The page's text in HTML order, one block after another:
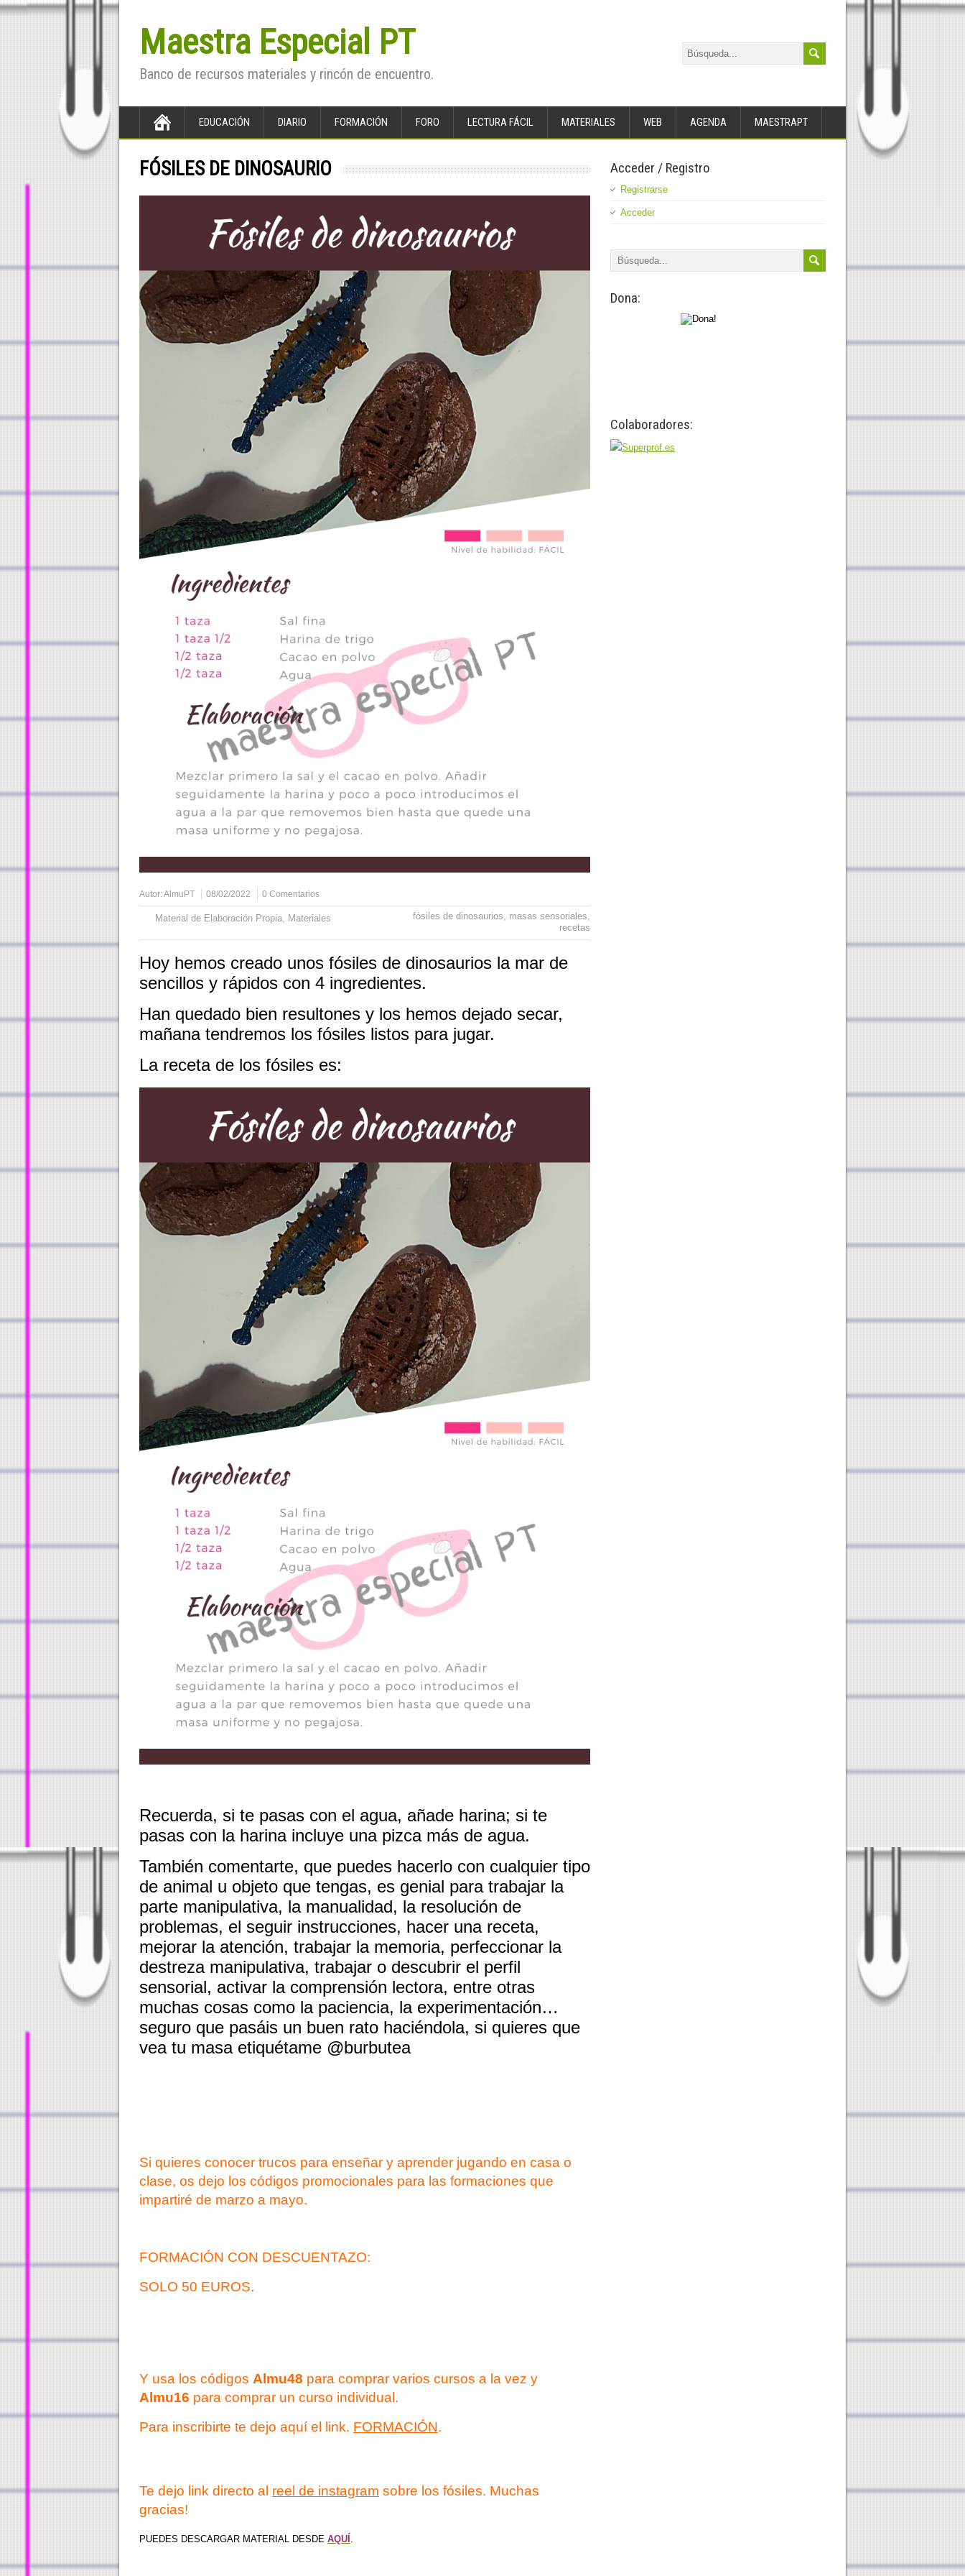
Maestra Especial PT
Banco de recursos materiales y rincón de encuentro.
EDUCACIÓN DIARIO FORMACIÓN FORO LECTURA FÁCIL MATERIALES WEB AGENDA MAESTRAPT
FÓSILES DE DINOSAURIO
Autor:AlmuPT 08/02/2022 0 Comentarios
Material de Elaboración Propia, Materiales fósiles de dinosaurios, masas sensoriales,
recetas
Hoy hemos creado unos fósiles de dinosaurios la mar de
sencillos y rápidos con 4 ingredientes.
Han quedado bien resultones y los hemos dejado secar,
mañana tendremos los fósiles listos para jugar.
La receta de los fósiles es:
Recuerda, si te pasas con el agua, añade harina; si te
pasas con la harina incluye una pizca más de agua.
También comentarte, que puedes hacerlo con cualquier tipo
de animal u objeto que tengas, es genial para trabajar la
parte manipulativa, la manualidad, la resolución de
problemas, el seguir instrucciones, hacer una receta,
mejorar la atención, trabajar la memoria, perfeccionar la
destreza manipulativa, trabajar o descubrir el perfil
sensorial, activar la comprensión lectora, entre otras
muchas cosas como la paciencia, la experimentación…
seguro que pasáis un buen rato haciéndola, si quieres que
vea tu masa etiquétame @burbutea
Si quieres conocer trucos para enseñar y aprender jugando en casa o
clase, os dejo los códigos promocionales para las formaciones que
impartiré de marzo a mayo.
FORMACIÓN CON DESCUENTAZO:
SOLO 50 EUROS.
Y usa los códigos Almu48 para comprar varios cursos a la vez y
Almu16 para comprar un curso individual.
Para inscribirte te dejo aquí el link. FORMACIÓN.
Te dejo link directo al reel de instagram sobre los fósiles. Muchas
gracias!
PUEDES DESCARGAR MATERIAL DESDE AQUÍ .
Acceder / Registro
Registrarse
Acceder
Dona:
Colaboradores: